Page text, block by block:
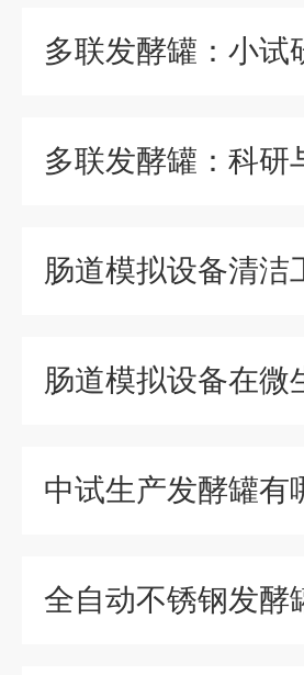
多联发酵罐：科研
肠道模拟设备清洁
肠道模拟设备在微
中试生产发酵罐有
全自动不锈钢发酵